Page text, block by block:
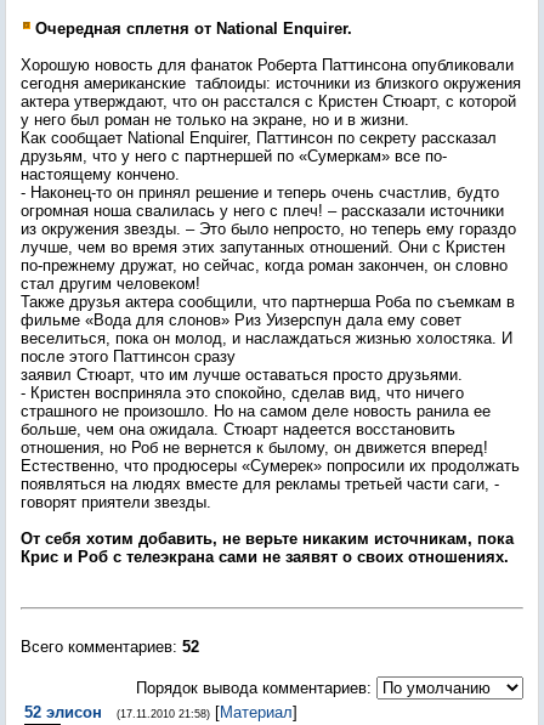
Очередная сплетня от National Enquirer.
Хорошую новость для фанаток Роберта Паттинсона опубликовали
сегодня американские таблоиды: источники из близкого окружения
актера утверждают, что он расстался с Кристен Стюарт, с которой
у него был роман не только на экране, но и в жизни.
Как сообщает National Enquirer, Паттинсон по секрету рассказал
друзьям, что у него с партнершей по «Сумеркам» все по-
настоящему кончено.
- Наконец-то он принял решение и теперь очень счастлив, будто
огромная ноша свалилась у него с плеч! – рассказали источники
из окружения звезды. – Это было непросто, но теперь ему гораздо
лучше, чем во время этих запутанных отношений. Они с Кристен
по-прежнему дружат, но сейчас, когда роман закончен, он словно
стал другим человеком!
Также друзья актера сообщили, что партнерша Роба по съемкам в
фильме «Вода для слонов» Риз Уизерспун дала ему совет
веселиться, пока он молод, и наслаждаться жизнью холостяка. И
после этого Паттинсон сразу
заявил Стюарт, что им лучше оставаться просто друзьями.
- Кристен восприняла это спокойно, сделав вид, что ничего
страшного не произошло. Но на самом деле новость ранила ее
больше, чем она ожидала. Стюарт надеется восстановить
отношения, но Роб не вернется к былому, он движется вперед!
Естественно, что продюсеры «Сумерек» попросили их продолжать
появляться на людях вместе для рекламы третьей части саги, -
говорят приятели звезды.
От себя хотим добавить, не верьте никаким источникам, пока
Крис и Роб с телеэкрана сами не заявят о своих отношениях.
Всего комментариев: 52
Порядок вывода комментариев:
52 элисон (17.11.2010 21:58) [Материал]